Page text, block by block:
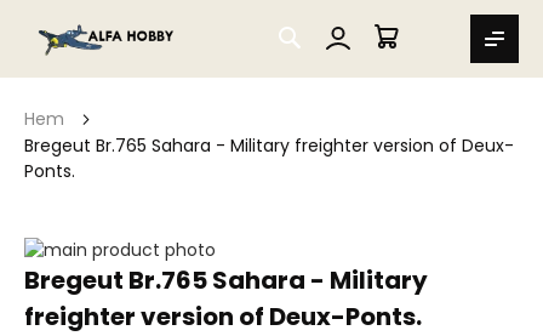
SEARCH
MIN VARUKORG
Hem
Bregeut Br.765 Sahara - Military freighter version of Deux-
Ponts.
Bregeut Br.765 Sahara - Military
freighter version of Deux-Ponts.
Hoppa
till
slutet
av
Hoppa
början